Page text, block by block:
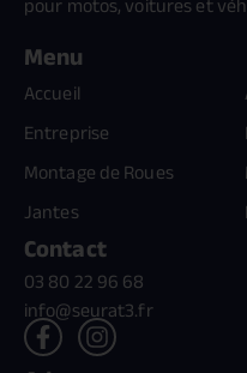
Menu
Accueil
Entreprise
Montage de Roues
Jantes
Contact
03 80 22 96 68
info@seurat3.fr